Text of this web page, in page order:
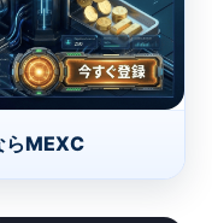
らMEXC